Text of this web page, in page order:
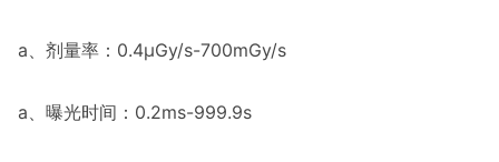
a、剂量率：0.4µGy/s-700mGy/s
a、曝光时间：0.2ms-999.9s